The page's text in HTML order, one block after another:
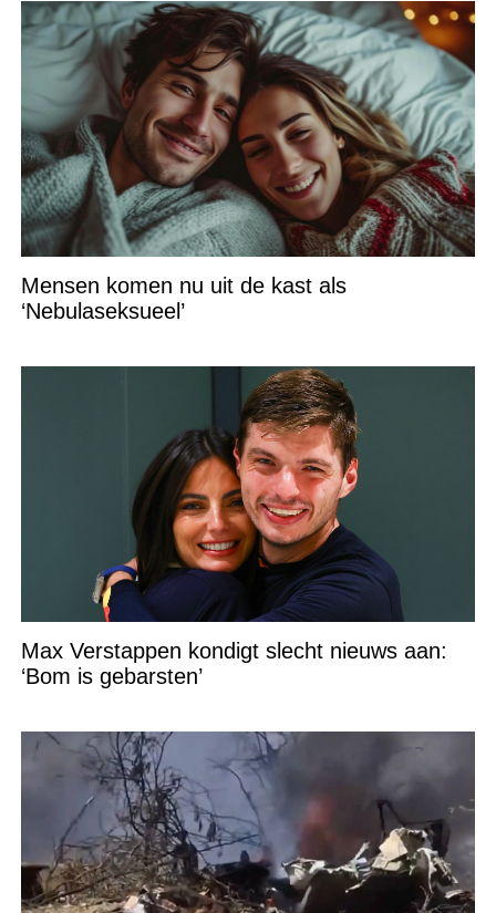
Mensen komen nu uit de kast als
‘Nebulaseksueel’
Max Verstappen kondigt slecht nieuws aan:
‘Bom is gebarsten’